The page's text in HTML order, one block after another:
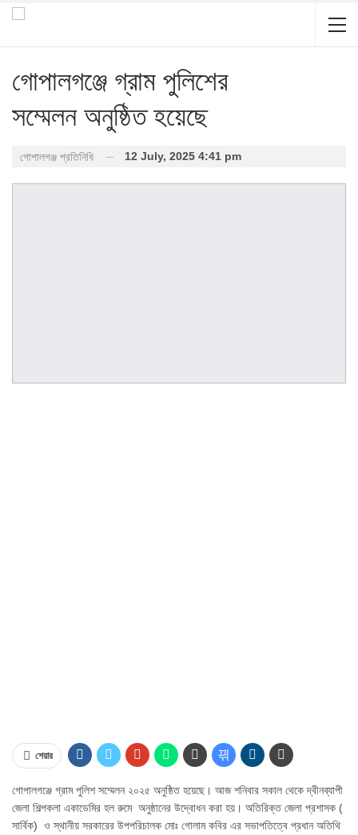
গোপালগঞ্জে গ্রাম পুলিশের
সম্মেলন অনুষ্ঠিত হয়েছে
গোপালগঞ্জ প্রতিনিধি 12 July, 2025 4:41 pm
শেয়ার
গোপালগঞ্জে গ্রাম পুলিশ সম্মেলন ২০২৫ অনুষ্ঠিত হয়েছে। আজ শনিবার সকাল থেকে দ্বীনব্যাপী
জেলা শিল্পকলা একাডেমির হল রুমে অনুষ্ঠানের উদ্বোধন করা হয়। অতিরিক্ত জেলা প্রশাসক (
সার্বিক) ও স্থানীয় সরকারের উপপরিচালক মোঃ গোলাম কবির এর সভাপতিত্বে প্রধান অতিথি